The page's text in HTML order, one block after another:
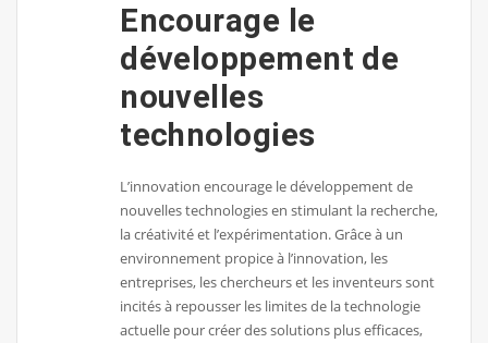
Encourage le
développement de
nouvelles
technologies
L’innovation encourage le développement de
nouvelles technologies en stimulant la recherche,
la créativité et l’expérimentation. Grâce à un
environnement propice à l’innovation, les
entreprises, les chercheurs et les inventeurs sont
incités à repousser les limites de la technologie
actuelle pour créer des solutions plus efficaces,